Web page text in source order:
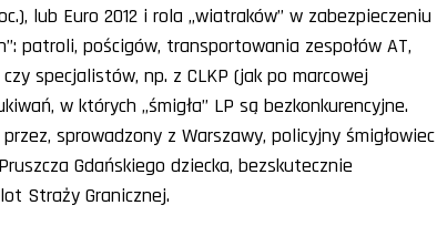
lub Euro 2012 i rola „wiatraków” w zabezpieczeniu
patroli, pościgów, transportowania zespołów AT,
specjalistów, np. z CLKP (jak po marcowej
w których „śmigła” LP są bezkonkurencyjne.
sprowadzony z Warszawy, policyjny śmigłowiec
Gdańskiego dziecka, bezskutecznie
Straży Granicznej.